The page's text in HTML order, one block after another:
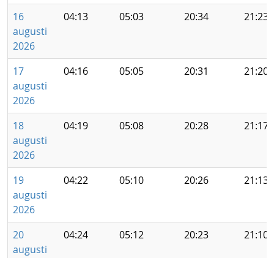
16
augusti
2026
04:13 05:03 20:34 21:23
17
augusti
2026
04:16 05:05 20:31 21:20
18
augusti
2026
04:19 05:08 20:28 21:17
19
augusti
2026
04:22 05:10 20:26 21:13
20
augusti
04:24 05:12 20:23 21:10